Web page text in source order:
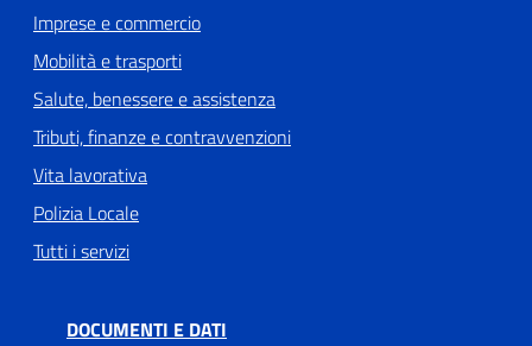
Imprese e commercio
Mobilità e trasporti
Salute, benessere e assistenza
Tributi, finanze e contravvenzioni
Vita lavorativa
Polizia Locale
Tutti i servizi
DOCUMENTI E DATI